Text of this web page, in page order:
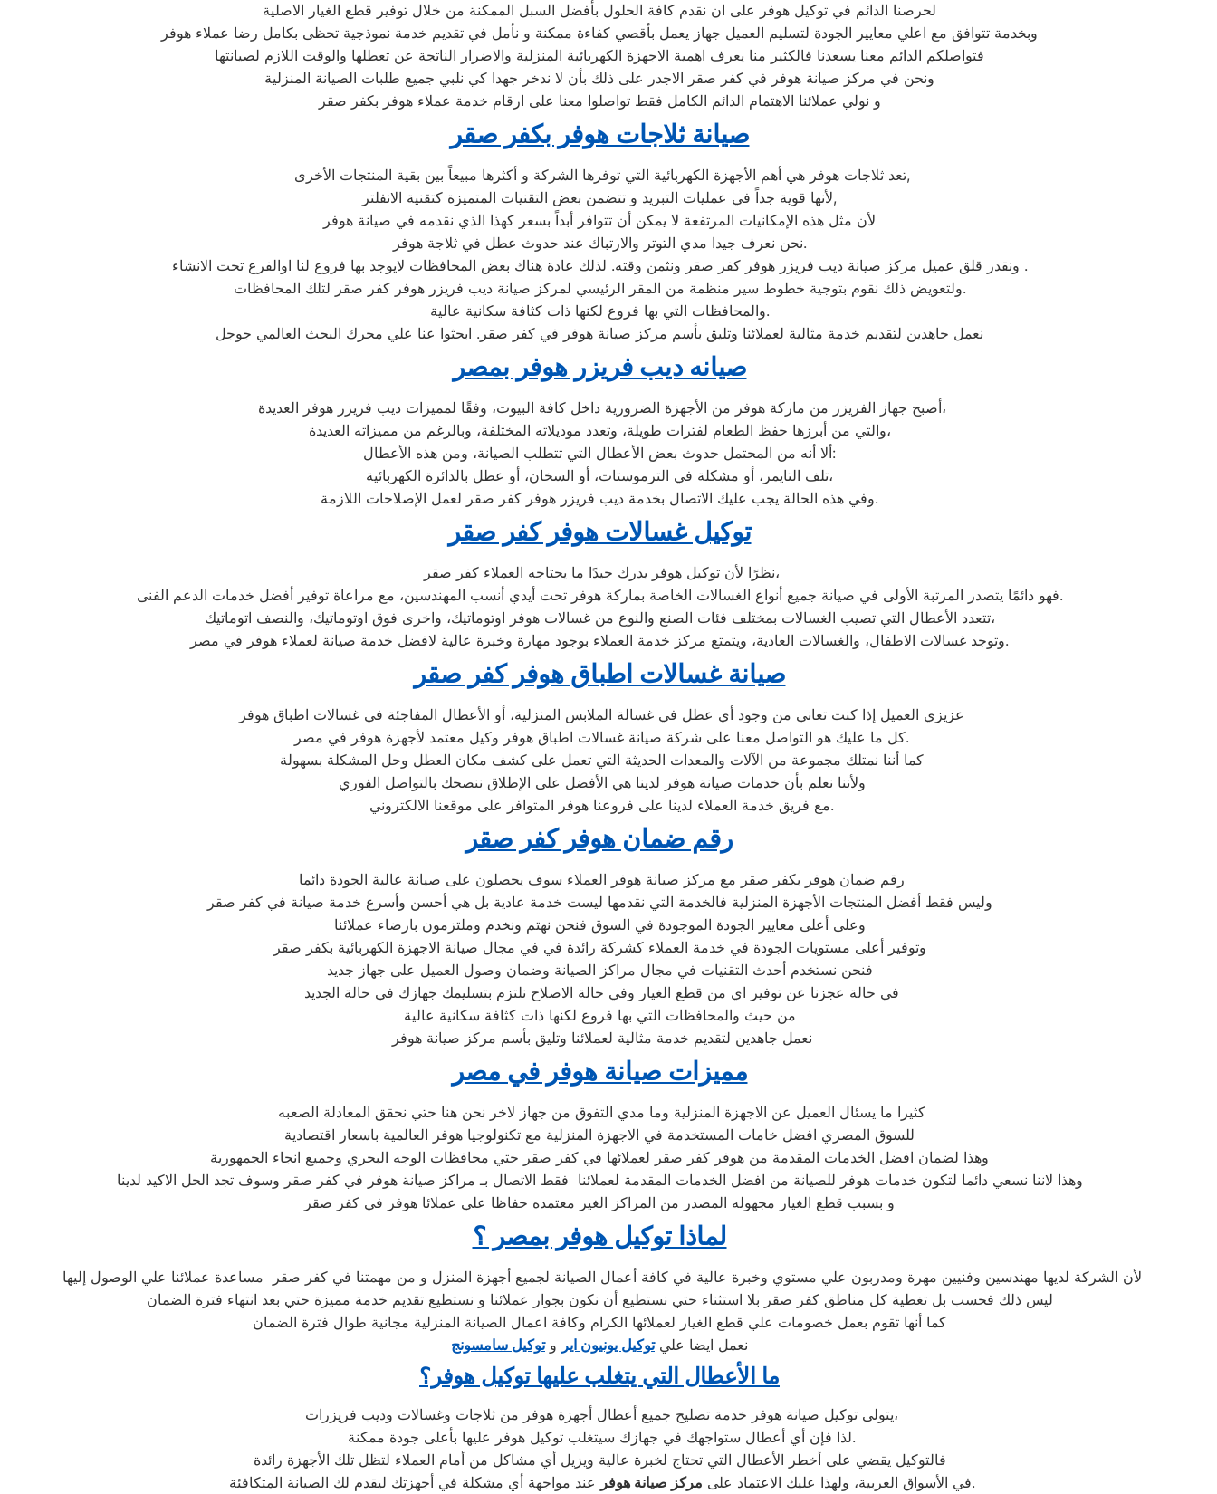
لحرصنا الدائم في توكيل هوفر على ان نقدم كافة الحلول بأفضل السبل الممكنة من خلال توفير قطع الغيار الاصلية
وبخدمة تتوافق مع اعلي معايير الجودة لتسليم العميل جهاز يعمل بأقصي كفاءة ممكنة و نأمل في تقديم خدمة نموذجية تحظى بكامل رضا عملاء هوفر
فتواصلكم الدائم معنا يسعدنا فالكثير منا يعرف اهمية الاجهزة الكهربائية المنزلية والاضرار الناتجة عن تعطلها والوقت اللازم لصيانتها
ونحن في مركز صيانة هوفر في كفر صقر الاجدر على ذلك بأن لا ندخر جهدا كي نلبي جميع طلبات الصيانة المنزلية
و نولي عملائنا الاهتمام الدائم الكامل فقط تواصلوا معنا على ارقام خدمة عملاء هوفر بكفر صقر
صيانة ثلاجات هوفر بكفر صقر
تعد ثلاجات هوفر هي أهم الأجهزة الكهربائية التي توفرها الشركة و أكثرها مبيعاً بين بقية المنتجات الأخرى,
لأنها قوية جداً في عمليات التبريد و تتضمن بعض التقنيات المتميزة كتقنية الانفلتر,
لأن مثل هذه الإمكانيات المرتفعة لا يمكن أن تتوافر أبداً بسعر كهذا الذي نقدمه في صيانة هوفر
نحن نعرف جيدا مدي التوتر والارتباك عند حدوث عطل في ثلاجة هوفر.
ونقدر قلق عميل مركز صيانة ديب فريزر هوفر كفر صقر ونثمن وقته. لذلك عادة هناك بعض المحافظات لايوجد بها فروع لنا اوالفرع تحت الانشاء .
ولتعويض ذلك نقوم بتوجية خطوط سير منظمة من المقر الرئيسي لمركز صيانة ديب فريزر هوفر كفر صقر لتلك المحافظات.
والمحافظات التي بها فروع لكنها ذات كثافة سكانية عالية.
نعمل جاهدين لتقديم خدمة مثالية لعملائنا وتليق بأسم مركز صيانة هوفر في كفر صقر. ابحثوا عنا علي محرك البحث العالمي جوجل
صيانه ديب فريزر هوفر بمصر
أصبح جهاز الفريزر من ماركة هوفر من الأجهزة الضرورية داخل كافة البيوت، وفقًا لمميزات ديب فريزر هوفر العديدة،
والتي من أبرزها حفظ الطعام لفترات طويلة، وتعدد موديلاته المختلفة، وبالرغم من مميزاته العديدة،
ألا أنه من المحتمل حدوث بعض الأعطال التي تتطلب الصيانة، ومن هذه الأعطال:
تلف التايمر، أو مشكلة في الترموستات، أو السخان، أو عطل بالدائرة الكهربائية،
وفي هذه الحالة يجب عليك الاتصال بخدمة ديب فريزر هوفر كفر صقر لعمل الإصلاحات اللازمة.
توكيل غسالات هوفر كفر صقر
نظرًا لأن توكيل هوفر يدرك جيدًا ما يحتاجه العملاء كفر صقر،
فهو دائمًا يتصدر المرتبة الأولى في صيانة جميع أنواع الغسالات الخاصة بماركة هوفر تحت أيدي أنسب المهندسين، مع مراعاة توفير أفضل خدمات الدعم الفنى.
تتعدد الأعطال التي تصيب الغسالات بمختلف فئات الصنع والنوع من غسالات هوفر اوتوماتيك، واخرى فوق اوتوماتيك، والنصف اتوماتيك،
وتوجد غسالات الاطفال، والغسالات العادية، ويتمتع مركز خدمة العملاء بوجود مهارة وخبرة عالية لافضل خدمة صيانة لعملاء هوفر في مصر.
صيانة غسالات اطباق هوفر كفر صقر
عزيزي العميل إذا كنت تعاني من وجود أي عطل في غسالة الملابس المنزلية، أو الأعطال المفاجئة في غسالات اطباق هوفر
كل ما عليك هو التواصل معنا على شركة صيانة غسالات اطباق هوفر وكيل معتمد لأجهزة هوفر في مصر.
كما أننا نمتلك مجموعة من الآلات والمعدات الحديثة التي تعمل على كشف مكان العطل وحل المشكلة بسهولة
ولأننا نعلم بأن خدمات صيانة هوفر لدينا هي الأفضل على الإطلاق ننصحك بالتواصل الفوري
مع فريق خدمة العملاء لدينا على فروعنا هوفر المتوافر على موقعنا الالكتروني.
رقم ضمان هوفر كفر صقر
رقم ضمان هوفر بكفر صقر مع مركز صيانة هوفر العملاء سوف يحصلون على صيانة عالية الجودة دائما
وليس فقط أفضل المنتجات الأجهزة المنزلية فالخدمة التي نقدمها ليست خدمة عادية بل هي أحسن وأسرع خدمة صيانة في كفر صقر
وعلى أعلى معايير الجودة الموجودة في السوق فنحن نهتم ونخدم وملتزمون بارضاء عملائنا
وتوفير أعلى مستويات الجودة في خدمة العملاء كشركة رائدة في في مجال صيانة الاجهزة الكهربائية بكفر صقر
فنحن نستخدم أحدث التقنيات في مجال مراكز الصيانة وضمان وصول العميل على جهاز جديد
في حالة عجزنا عن توفير اي من قطع الغيار وفي حالة الاصلاح نلتزم بتسليمك جهازك في حالة الجديد
من حيث والمحافظات التي بها فروع لكنها ذات كثافة سكانية عالية
نعمل جاهدين لتقديم خدمة مثالية لعملائنا وتليق بأسم مركز صيانة هوفر
مميزات صيانة هوفر في مصر
كثيرا ما يسئال العميل عن الاجهزة المنزلية وما مدي التفوق من جهاز لاخر نحن هنا حتي نحقق المعادلة الصعبه
للسوق المصري افضل خامات المستخدمة في الاجهزة المنزلية مع تكنولوجيا هوفر العالمية باسعار اقتصادية
وهذا لضمان افضل الخدمات المقدمة من هوفر كفر صقر لعملائها في كفر صقر حتي محافظات الوجه البحري وجميع انجاء الجمهورية
وهذا لاننا نسعي دائما لتكون خدمات هوفر للصيانة من افضل الخدمات المقدمة لعملائنا فقط الاتصال بـ مراكز صيانة هوفر في كفر صقر وسوف تجد الحل الاكيد لدينا
و بسبب قطع الغيار مجهوله المصدر من المراكز الغير معتمده حفاظا علي عملائا هوفر في كفر صقر
لماذا توكيل هوفر بمصر ؟
لأن الشركة لديها مهندسين وفنيين مهرة ومدربون علي مستوي وخبرة عالية في كافة أعمال الصيانة لجميع أجهزة المنزل و من مهمتنا في كفر صقر مساعدة عملائنا علي الوصول إليها
ليس ذلك فحسب بل تغطية كل مناطق كفر صقر بلا استثناء حتي نستطيع أن نكون بجوار عملائنا و نستطيع تقديم خدمة مميزة حتي بعد انتهاء فترة الضمان
كما أنها تقوم بعمل خصومات علي قطع الغيار لعملائها الكرام وكافة اعمال الصيانة المنزلية مجانية طوال فترة الضمان
نعمل ايضا عليتوكيل يونيون اير وتوكيل سامسونج
ما الأعطال التي يتغلب عليها توكيل هوفر؟
يتولى توكيل صيانة هوفر خدمة تصليح جميع أعطال أجهزة هوفر من ثلاجات وغسالات وديب فريزرات،
لذا فإن أي أعطال ستواجهك في جهازك سيتغلب توكيل هوفر عليها بأعلى جودة ممكنة.
فالتوكيل يقضي على أخطر الأعطال التي تحتاج لخبرة عالية ويزيل أي مشاكل من أمام العملاء لتظل تلك الأجهزة رائدة
في الأسواق العربية، ولهذا عليك الاعتماد على مركز صيانة هوفر عند مواجهة أي مشكلة في أجهزتك ليقدم لك الصيانة المتكافئة.